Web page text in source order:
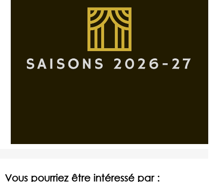
Vous pourriez être intéressé par :